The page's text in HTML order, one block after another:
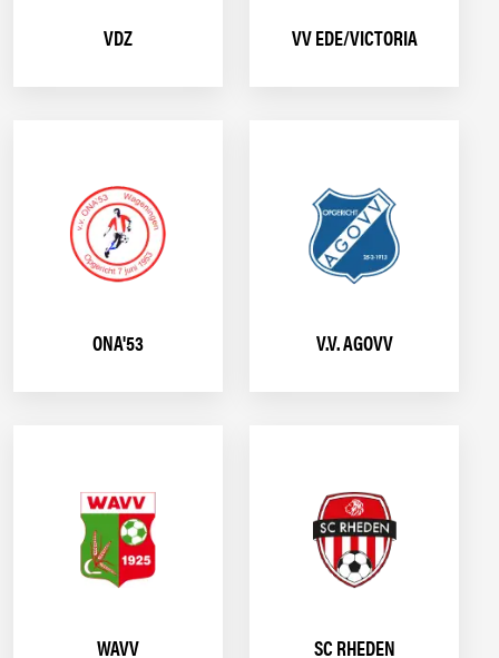
VDZ VV EDE/VICTORIA
ONA'53 V.V. AGOVV
WAVV SC RHEDEN